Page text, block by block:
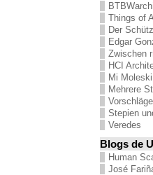
Things of
Der
Edgar
Zwischen
HCI
Mi
Mehrere
Stepien
Veredes
Blogs de
Human
José